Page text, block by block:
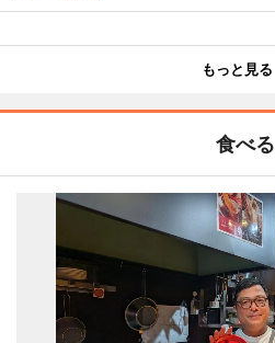
もっと見る
食べる